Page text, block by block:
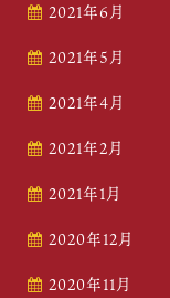
2021年6月
2021年5月
2021年4月
2021年2月
2021年1月
2020年12月
2020年11月